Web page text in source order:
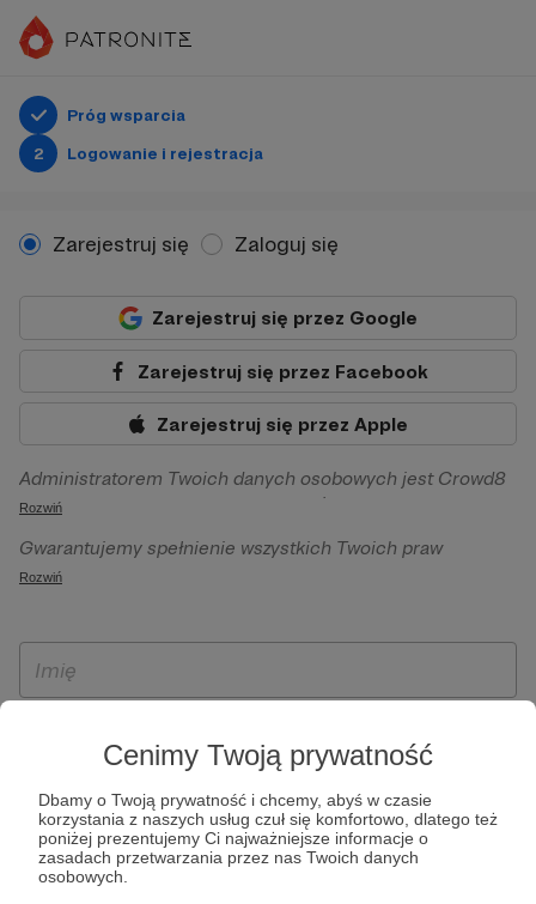
Cenimy Twoją prywatność
Dbamy o Twoją prywatność i chcemy, abyś w czasie
korzystania z naszych usług czuł się komfortowo, dlatego też
poniżej prezentujemy Ci najważniejsze informacje o
zasadach przetwarzania przez nas Twoich danych
osobowych.
Próg wsparcia
2
Logowanie i rejestracja
Zarejestruj się Zaloguj się
Zarejestruj się przez Google
Zarejestruj się przez Facebook
Zarejestruj się przez Apple
Administratorem Twoich danych osobowych jest Crowd8
sp. z o.o. z siedziba w Warszawie, ul. Żwirki i Wigury 16, 02-
092 Warszawa. Twoje dane osobowe będą przetwarzane w
szczególności w celu wykonania umowy zawartej z Tobą, w
Patronite.pl, w tym możliwości dokonywania oraz
otrzymywania wsparcia na naszej platformie oraz
dokonywania płatności.
Rozwiń
Gwarantujemy spełnienie wszystkich Twoich praw
wynikających z ogólnego rozporządzenia o ochronie
ich przenoszenia, niepodlegania zautomatyzowanemu
podejmowaniu decyzji, w tym profilowaniu, a także prawo
osobowych. Rejestracja dla osób niepełnoletnich możliwa
jest po przekazaniu podpisanego formularza "Zgodna na
założenie konta przez osobę niepełnoletnią", formularz
dostępny jest na stronie regulaminu Patronite.pl.
Rozwiń